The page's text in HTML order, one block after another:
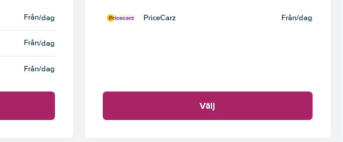
Från/dag
Från/dag
Från/dag
PriceCarz Från/dag
Välj